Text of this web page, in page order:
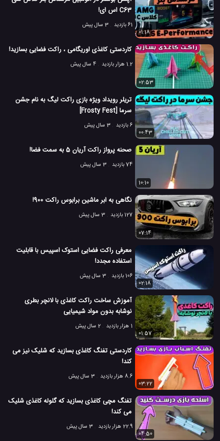
C63 اس ای!
61 بازدید
3 سال پیش
01:18
کاردستی کاغذی اوریگامی ، راکت فضایی بسازید!
1.2 هزار بازدید 4 سال پیش
02:53
تریلر رویداد ویژه بازی راکت لیگ به نام جشن
سرما [Frosty Fest]
6 بازدید
3 سال پیش
00:43
صحنه پرواز راکت آریان 5 به سمت فضا!
74 بازدید 3 سال پیش
10:10
نگاهی به ابر ماشین برابوس راکت 900!
127 بازدید 3 سال پیش
07:14
معرفی راکت فضایی استوک اسپیس با قابلیت
استفاده مجدد!
106 بازدید
3 سال پیش
02:18
آموزش ساخت راکت کاغذی با لانچر بطری
نوشابه بدون مواد شیمیایی
1 هزار بازدید
2 سال پیش
01:57
کاردستی تفنگ کاغذی بسازید که شلیک نیز می
کند!
8.6 هزار بازدید
3 سال پیش
03:22
تفنگ مچی کاغذی بسازید که گلوله کاغذی شلیک
می کند!
22.9 هزار بازدید
3 سال پیش
04:50